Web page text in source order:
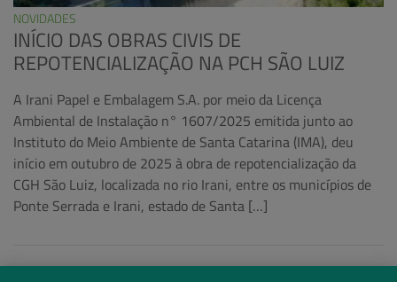
NOVIDADES
INÍCIO DAS OBRAS CIVIS DE
REPOTENCIALIZAÇÃO NA PCH SÃO LUIZ
A Irani Papel e Embalagem S.A. por meio da Licença
Ambiental de Instalação n° 1607/2025 emitida junto ao
Instituto do Meio Ambiente de Santa Catarina (IMA), deu
início em outubro de 2025 à obra de repotencialização da
CGH São Luiz, localizada no rio Irani, entre os municípios de
Ponte Serrada e Irani, estado de Santa […]